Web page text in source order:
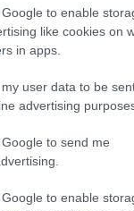
to enable
like cookies on
in apps.
user data to be
advertising
to send me
to enable